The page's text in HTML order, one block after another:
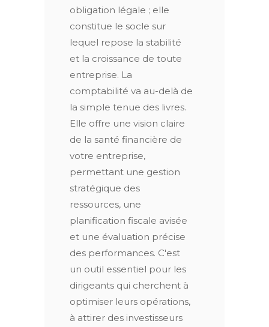
obligation légale ; elle
constitue le socle sur
lequel repose la stabilité
et la croissance de toute
entreprise. La
comptabilité va au-delà de
la simple tenue des livres.
Elle offre une vision claire
de la santé financière de
votre entreprise,
permettant une gestion
stratégique des
ressources, une
planification fiscale avisée
et une évaluation précise
des performances. C'est
un outil essentiel pour les
dirigeants qui cherchent à
optimiser leurs opérations,
à attirer des investisseurs